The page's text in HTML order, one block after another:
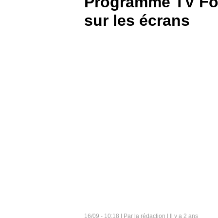
sur les écrans
16/09 - 10:18 | Par la rédaction | Il y a 2 ans